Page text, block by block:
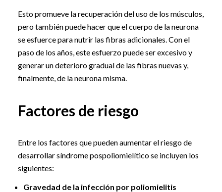
Esto promueve la recuperación del uso de los músculos,
pero también puede hacer que el cuerpo de la neurona
se esfuerce para nutrir las fibras adicionales. Con el
paso de los años, este esfuerzo puede ser excesivo y
generar un deterioro gradual de las fibras nuevas y,
finalmente, de la neurona misma.
Factores de riesgo
Entre los factores que pueden aumentar el riesgo de
desarrollar síndrome pospoliomielítico se incluyen los
siguientes:
Gravedad de la infección por poliomielitis